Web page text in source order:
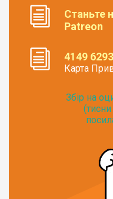
Станьте
Patreon
4149
Карта
Збір на